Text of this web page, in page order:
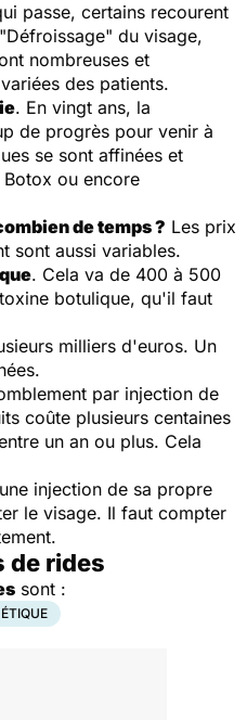
passe, certains recourent
du visage,
nombreuses et
des patients.
. En vingt ans, la
de progrès pour venir à
se sont affinées et
ou encore
de temps ? Les prix
sont aussi variables.
. Cela va de 400 à 500
botulique, qu'il faut
milliers d'euros. Un
par injection de
coûte plusieurs centaines
un an ou plus. Cela
injection de sa propre
le visage. Il faut compter
de rides
sont :